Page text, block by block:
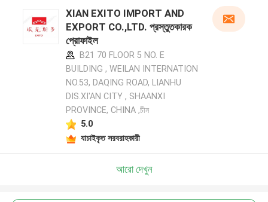
XIAN EXITO IMPORT AND
EXPORT CO.,LTD. প্রস্তুতকারক
প্রোফাইল
B21 70 FLOOR 5 NO. E
BUILDING , WEILAN INTERNATION
NO.53, DAQING ROAD, LIANHU
DIS.XI'AN CITY , SHAANXI
PROVINCE, CHINA ,চীন
5.0
যাচাইকৃত সরবরাহকারী
আরো দেখুন